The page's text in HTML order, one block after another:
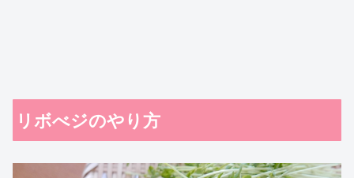
リボべジのやり方